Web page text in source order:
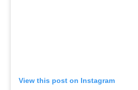
View this post on Instagram